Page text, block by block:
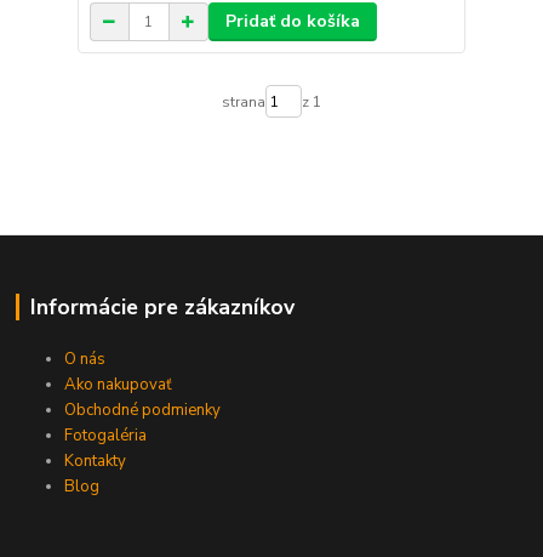
Pridať do košíka
strana z 1
Informácie pre zákazníkov
O nás
Ako nakupovať
Obchodné podmienky
Fotogaléria
Kontakty
Blog